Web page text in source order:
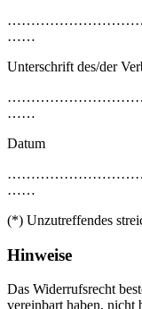
……
Unterschrift des/der
……
Datum
……
(*) Unzutreffendes
Hinweise
Das Widerrufsrecht
vereinbart haben, nicht